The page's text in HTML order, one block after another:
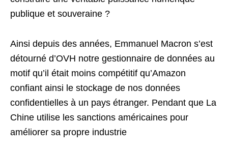
publique et souveraine ?
Ainsi depuis des années, Emmanuel Macron s’est
détourné d’OVH notre gestionnaire de données au
motif qu’il était moins compétitif qu’Amazon
confiant ainsi le stockage de nos données
confidentielles à un pays étranger. Pendant que La
Chine utilise les sanctions américaines pour
améliorer sa propre industrie